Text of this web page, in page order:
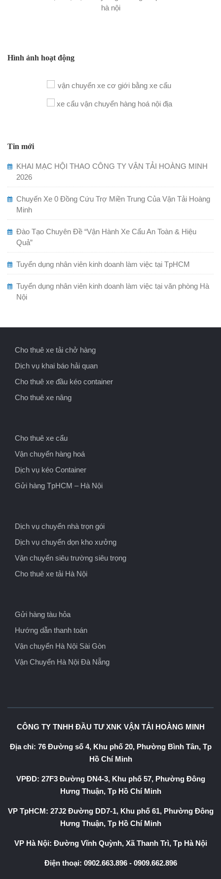
Hình ảnh hoạt động
Tin mới
KHAI MẠC HỘI THAO CÔNG TY VẬN TẢI HOÀNG MINH
2026
Chuyến Xe 0 Đồng Cứu Trợ Miền Trung Của Vận Tải Hoàng
Minh
Đào Tạo Chuyên Đề “Vận Hành Xe Cẩu An Toàn & Hiệu
Quả”
Tuyển dụng nhân viên kinh doanh làm việc tại TpHCM
Tuyển dụng nhân viên kinh doanh làm việc tại văn phòng Hà
Nội
Cho thuê xe tải chở hàng
Dịch vụ khai báo hải quan
Cho thuê xe đầu kéo container
Cho thuê xe nâng
Cho thuê xe cẩu
Vận chuyển hàng hoá
Dịch vụ kéo Container
Gửi hàng TpHCM – Hà Nội
Dịch vụ chuyển nhà trọn gói
Dịch vụ chuyển dọn kho xưởng
Vận chuyển siêu trường siêu trọng
Cho thuê xe tải Hà Nội
Gửi hàng tàu hỏa
Hướng dẫn thanh toán
Vận chuyển Hà Nội Sài Gòn
Vận Chuyển Hà Nội Đà Nẵng
CÔNG TY TNHH ĐẦU TƯ XNK VẬN TẢI HOÀNG MINH
Địa chỉ: 76 Đường số 4, Khu phố 20, Phường Bình Tân, Tp
Hồ Chí Minh
VPĐD: 27F3 Đường DN4-3, Khu phố 57, Phường Đông
Hưng Thuận, Tp Hồ Chí Minh
VP TpHCM: 27J2 Đường DD7-1, Khu phố 61, Phường Đông
Hưng Thuận, Tp Hồ Chí Minh
VP Hà Nội: Đường Vĩnh Quỳnh, Xã Thanh Trì, Tp Hà Nội
Điện thoại: 0902.663.896- 0909.662.896